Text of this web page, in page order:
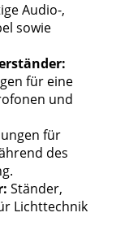
Audio-,
sowie
für eine
und
für
des
Ständer,
Lichttechnik